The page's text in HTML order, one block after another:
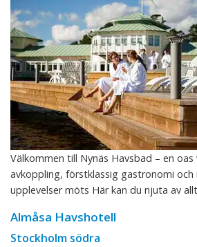
Välkommen till Nynäs Havsbad – en
avkoppling, förstklassig gastronomi och
upplevelser möts Här kan du njuta av
Almåsa Havshotell
Stockholm södra